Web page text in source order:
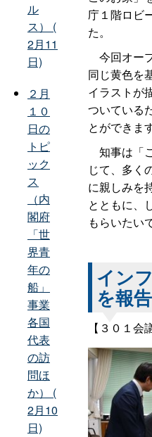
庁１階ロビ
た。
今回オー
同じ黄色を
イラストが
ついている
とができます
知事は「
じて、多く
に親しみを
とともに、
もらいたい
イン
を報
【３０１会
ル
ス） (
2月11
日)
２月
１０
日の
トピ
ック
ス
（内
閣府
「世
界青
年の
船」
事業
各国
代表
の訪
問ほ
か） (
2月10
日)